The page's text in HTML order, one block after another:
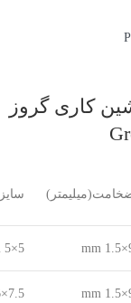
کارى گروز
5×5 cm
7.5×6 cm